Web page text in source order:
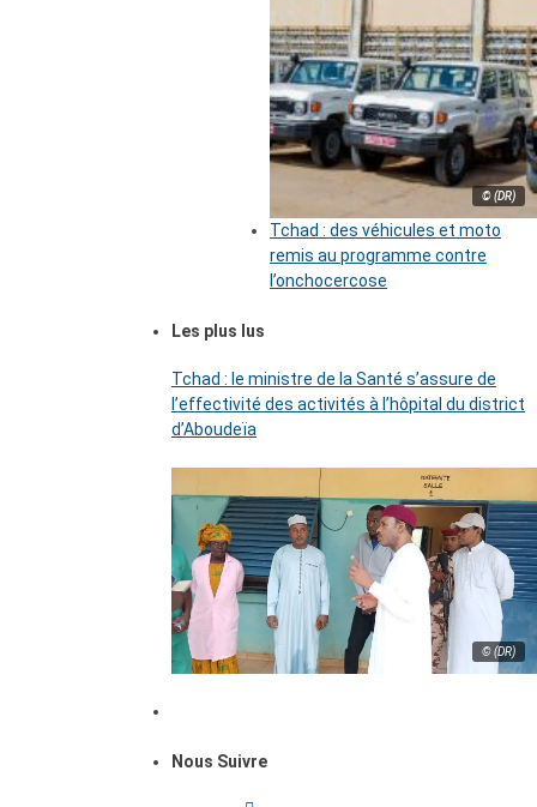
© (DR)
Tchad : des véhicules et moto
remis au programme contre
l’onchocercose
Les plus lus
Tchad : le ministre de la Santé s’assure de
l’effectivité des activités à l’hôpital du district
d’Aboudeïa
© (DR)
Nous Suivre